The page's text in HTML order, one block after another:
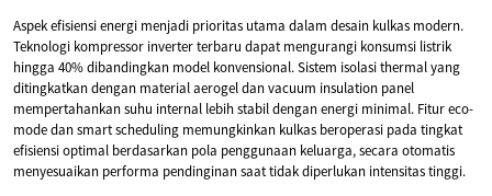
Aspek efisiensi energi menjadi prioritas utama dalam desain kulkas modern.
Teknologi kompressor inverter terbaru dapat mengurangi konsumsi listrik
hingga 40% dibandingkan model konvensional. Sistem isolasi thermal yang
ditingkatkan dengan material aerogel dan vacuum insulation panel
mempertahankan suhu internal lebih stabil dengan energi minimal. Fitur eco-
mode dan smart scheduling memungkinkan kulkas beroperasi pada tingkat
efisiensi optimal berdasarkan pola penggunaan keluarga, secara otomatis
menyesuaikan performa pendinginan saat tidak diperlukan intensitas tinggi.